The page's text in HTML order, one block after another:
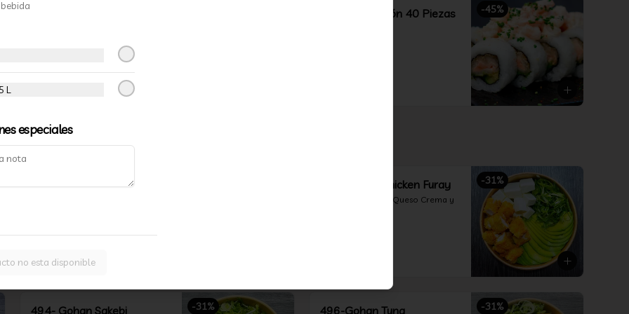
-45%
Combina Opción 40 Piezas
491- Gohan Ebi
$5.490$7.990
-31%
492-Gohan Chicken Furay
Pollo Furay, Palta, Queso Crema y
-31%
494- Gohan Sakebi -31%
496-Gohan Tuna
L
especiales
no esta disponible